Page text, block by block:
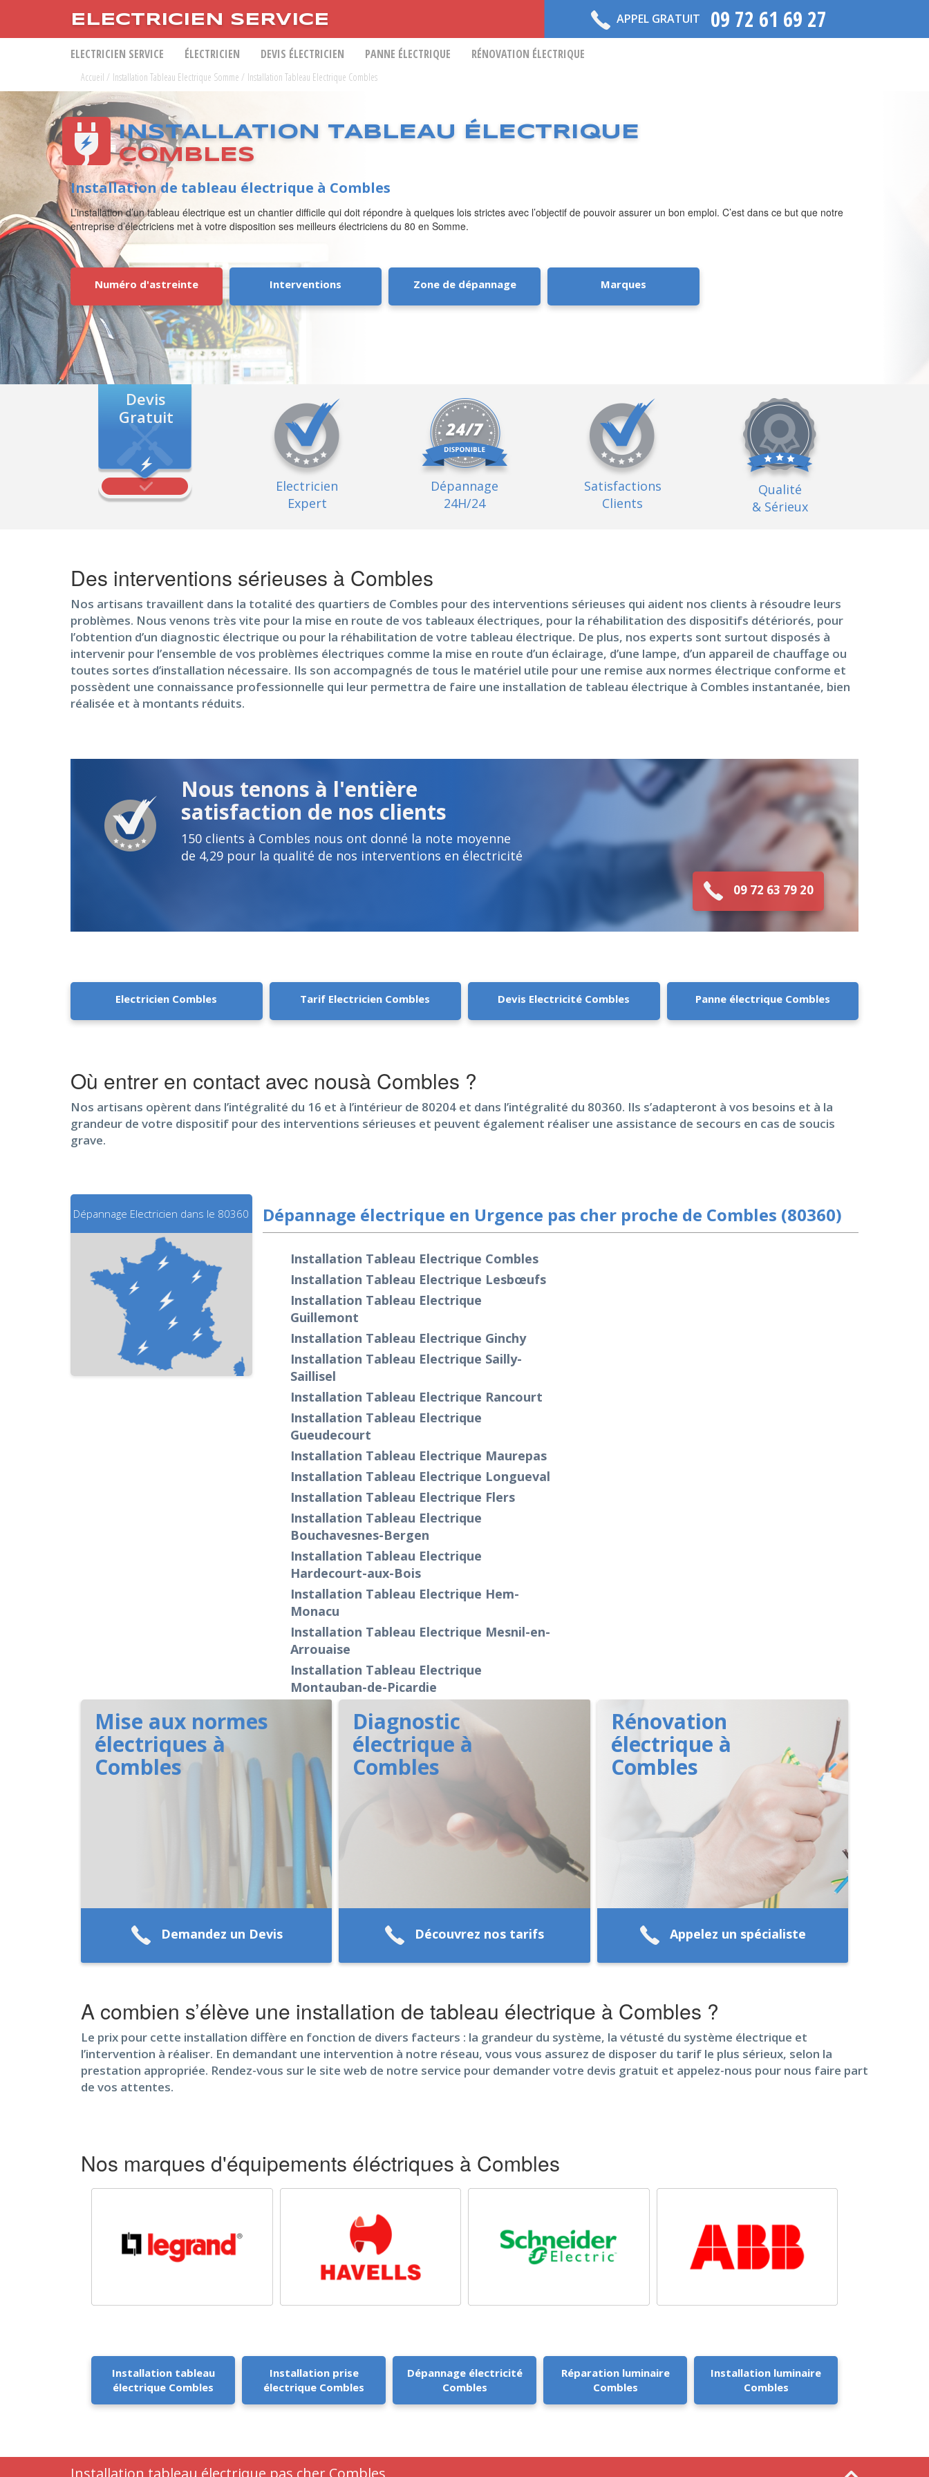
ELECTRICIEN SERVICE APPEL GRATUIT 09 72 61 69 27
ELECTRICIEN SERVICE ÉLECTRICIEN DEVIS ÉLECTRICIEN PANNE ÉLECTRIQUE RÉNOVATION ÉLECTRIQUE
Accueil / Installation Tableau Electrique Somme / Installation Tableau Electrique Combles
INSTALLATION TABLEAU ÉLECTRIQUE
COMBLES
Installation de tableau électrique à Combles
L’installation d’un tableau électrique est un chantier difficile qui doit répondre à quelques lois strictes avec l’objectif de pouvoir assurer un bon emploi. C’est dans ce but que notre
entreprise d’électriciens met à votre disposition ses meilleurs électriciens du 80 en Somme.
Numéro d'astreinte Interventions Zone de dépannage Marques
Devis
Gratuit
Electricien
Expert
Dépannage
24H/24
Satisfactions
Clients
Qualité
& Sérieux
Des interventions sérieuses à Combles
Nos artisans travaillent dans la totalité des quartiers de Combles pour des interventions sérieuses qui aident nos clients à résoudre leurs
problèmes. Nous venons très vite pour la mise en route de vos tableaux électriques, pour la réhabilitation des dispositifs détériorés, pour
l’obtention d’un diagnostic électrique ou pour la réhabilitation de votre tableau électrique. De plus, nos experts sont surtout disposés à
intervenir pour l’ensemble de vos problèmes électriques comme la mise en route d’un éclairage, d’une lampe, d’un appareil de chauffage ou
toutes sortes d’installation nécessaire. Ils son accompagnés de tous le matériel utile pour une remise aux normes électrique conforme et
possèdent une connaissance professionnelle qui leur permettra de faire une installation de tableau électrique à Combles instantanée, bien
réalisée et à montants réduits.
Nous tenons à l'entière
satisfaction de nos clients
150 clients à Combles nous ont donné la note moyenne
de 4,29 pour la qualité de nos interventions en électricité
09 72 63 79 20
Electricien Combles Tarif Electricien Combles Devis Electricité Combles Panne électrique Combles
Où entrer en contact avec nousà Combles ?
Nos artisans opèrent dans l’intégralité du 16 et à l’intérieur de 80204 et dans l’intégralité du 80360. Ils s’adapteront à vos besoins et à la
grandeur de votre dispositif pour des interventions sérieuses et peuvent également réaliser une assistance de secours en cas de soucis
grave.
Dépannage Electricien dans le 80360 Dépannage électrique en Urgence pas cher proche de Combles (80360)
Installation Tableau Electrique Combles
Installation Tableau Electrique Lesbœufs
Installation Tableau Electrique
Guillemont
Installation Tableau Electrique Ginchy
Installation Tableau Electrique Sailly-
Saillisel
Installation Tableau Electrique Rancourt
Installation Tableau Electrique
Gueudecourt
Installation Tableau Electrique Maurepas
Installation Tableau Electrique Longueval
Installation Tableau Electrique Flers
Installation Tableau Electrique
Bouchavesnes-Bergen
Installation Tableau Electrique
Hardecourt-aux-Bois
Installation Tableau Electrique Hem-
Monacu
Installation Tableau Electrique Mesnil-en-
Arrouaise
Installation Tableau Electrique
Montauban-de-Picardie
Mise aux normes
électriques à
Combles
Demandez un Devis
Diagnostic
électrique à
Combles
Découvrez nos tarifs
Rénovation
électrique à
Combles
Appelez un spécialiste
A combien s’élève une installation de tableau électrique à Combles ?
Le prix pour cette installation diffère en fonction de divers facteurs : la grandeur du système, la vétusté du système électrique et
l’intervention à réaliser. En demandant une intervention à notre réseau, vous vous assurez de disposer du tarif le plus sérieux, selon la
prestation appropriée. Rendez-vous sur le site web de notre service pour demander votre devis gratuit et appelez-nous pour nous faire part
de vos attentes.
Nos marques d'équipements éléctriques à Combles
Installation tableau
électrique Combles
Installation prise
électrique Combles
Dépannage électricité
Combles
Réparation luminaire
Combles
Installation luminaire
Combles